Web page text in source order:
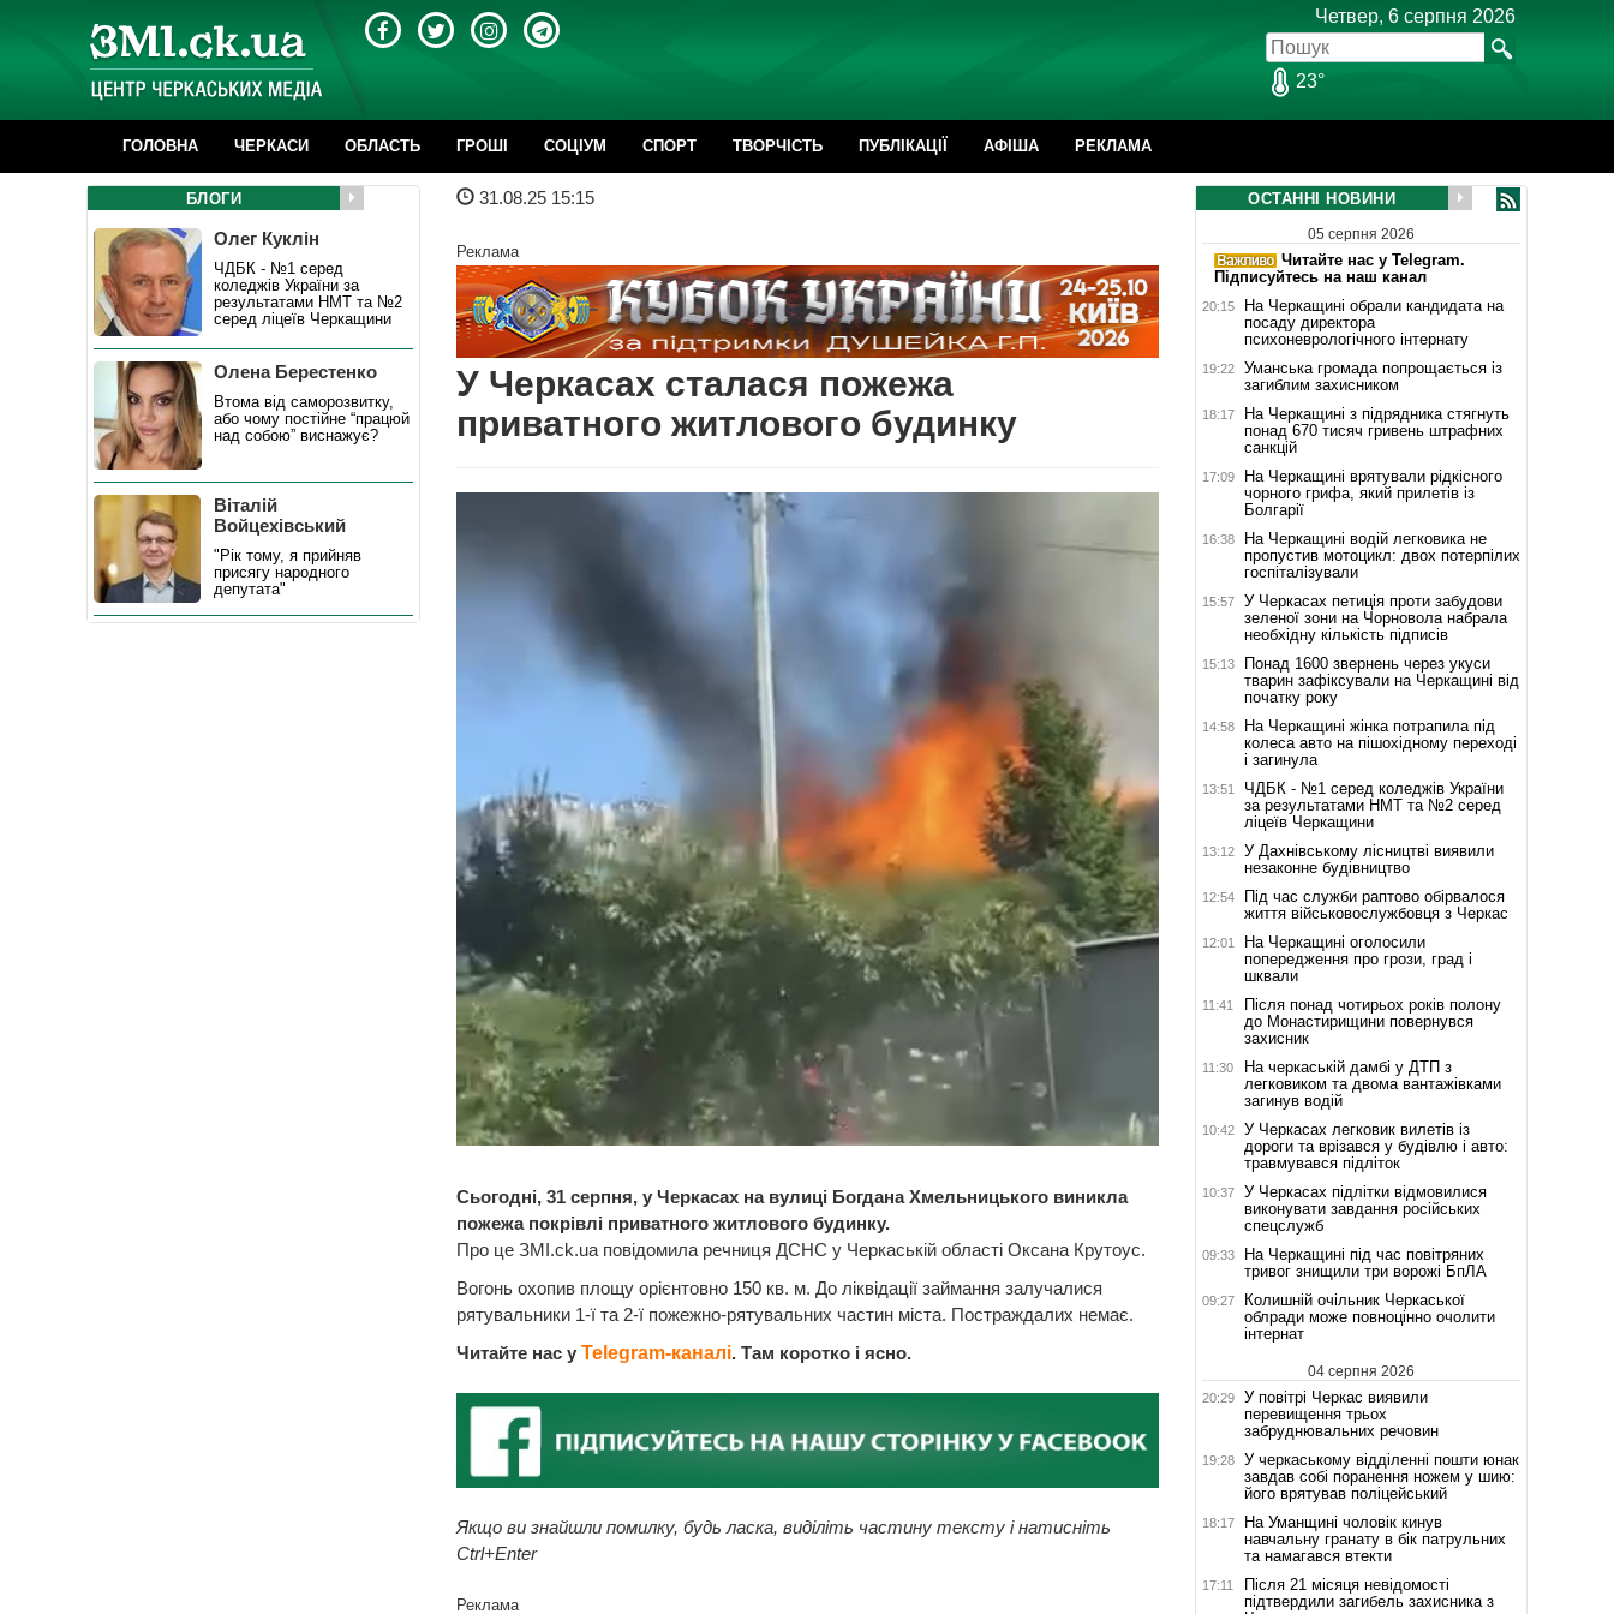
Четвер, 6 серпня 2026
23°
ГОЛОВНА ЧЕРКАСИ ОБЛАСТЬ ГРОШІ CОЦІУМ СПОРТ ТВОРЧІСТЬ ПУБЛІКАЦІЇ АФІША РЕКЛАМА
31.08.25 15:15
Реклама
У Черкасах сталася пожежа
приватного житлового будинку
Сьогодні, 31 серпня, у Черкасах на вулиці Богдана Хмельницького виникла
пожежа покрівлі приватного житлового будинку.
Про це ЗМІ.ck.ua повідомила речниця ДСНС у Черкаській області Оксана Крутоус.
Вогонь охопив площу орієнтовно 150 кв. м. До ліквідації займання залучалися
рятувальники 1-ї та 2-ї пожежно-рятувальних частин міста. Постраждалих немає.
Читайте нас у Telegram-каналі. Там коротко і ясно.
Якщо ви знайшли помилку, будь ласка, виділіть частину тексту і натисніть
Ctrl+Enter
Реклама
БЛОГИ
Олег Куклін
ЧДБК - №1 серед
коледжів України за
результатами НМТ та №2
серед ліцеїв Черкащини
Олена Берестенко
Втома від саморозвитку,
або чому постійне “працюй
над собою” виснажує?
Віталій
Войцехівський
"Рік тому, я прийняв
присягу народного
депутата"
ОСТАННІ НОВИНИ
05 серпня 2026
Читайте нас у Telegram.
Підписуйтесь на наш канал
20:15
На Черкащині обрали кандидата на
посаду директора
психоневрологічного інтернату
19:22
Уманська громада попрощається із
загиблим захисником
18:17
На Черкащині з підрядника стягнуть
понад 670 тисяч гривень штрафних
санкцій
17:09
На Черкащині врятували рідкісного
чорного грифа, який прилетів із
Болгарії
16:38
На Черкащині водій легковика не
пропустив мотоцикл: двох потерпілих
госпіталізували
15:57
У Черкасах петиція проти забудови
зеленої зони на Чорновола набрала
необхідну кількість підписів
15:13
Понад 1600 звернень через укуси
тварин зафіксували на Черкащині від
початку року
14:58
На Черкащині жінка потрапила під
колеса авто на пішохідному переході
і загинула
13:51
ЧДБК - №1 серед коледжів України
за результатами НМТ та №2 серед
ліцеїв Черкащини
13:12
У Дахнівському лісництві виявили
незаконне будівництво
12:54
Під час служби раптово обірвалося
життя військовослужбовця з Черкас
12:01
На Черкащині оголосили
попередження про грози, град і
шквали
11:41
Після понад чотирьох років полону
до Монастирищини повернувся
захисник
11:30
На черкаській дамбі у ДТП з
легковиком та двома вантажівками
загинув водій
10:42
У Черкасах легковик вилетів із
дороги та врізався у будівлю і авто:
травмувався підліток
10:37
У Черкасах підлітки відмовилися
виконувати завдання російських
спецслужб
09:33
На Черкащині під час повітряних
тривог знищили три ворожі БпЛА
09:27
Колишній очільник Черкаської
облради може повноцінно очолити
інтернат
04 серпня 2026
20:29
У повітрі Черкас виявили
перевищення трьох
забруднювальних речовин
19:28
У черкаському відділенні пошти юнак
завдав собі поранення ножем у шию:
його врятував поліцейський
18:17
На Уманщині чоловік кинув
навчальну гранату в бік патрульних
та намагався втекти
17:11
Після 21 місяця невідомості
підтвердили загибель захисника з